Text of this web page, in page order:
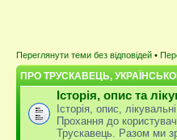
Переглянути теми без відповідей •
ПРО ТРУСКАВЕЦЬ,
Історія, опис та
Історія, опис,
Прохання до
Трускавець. Разом ми